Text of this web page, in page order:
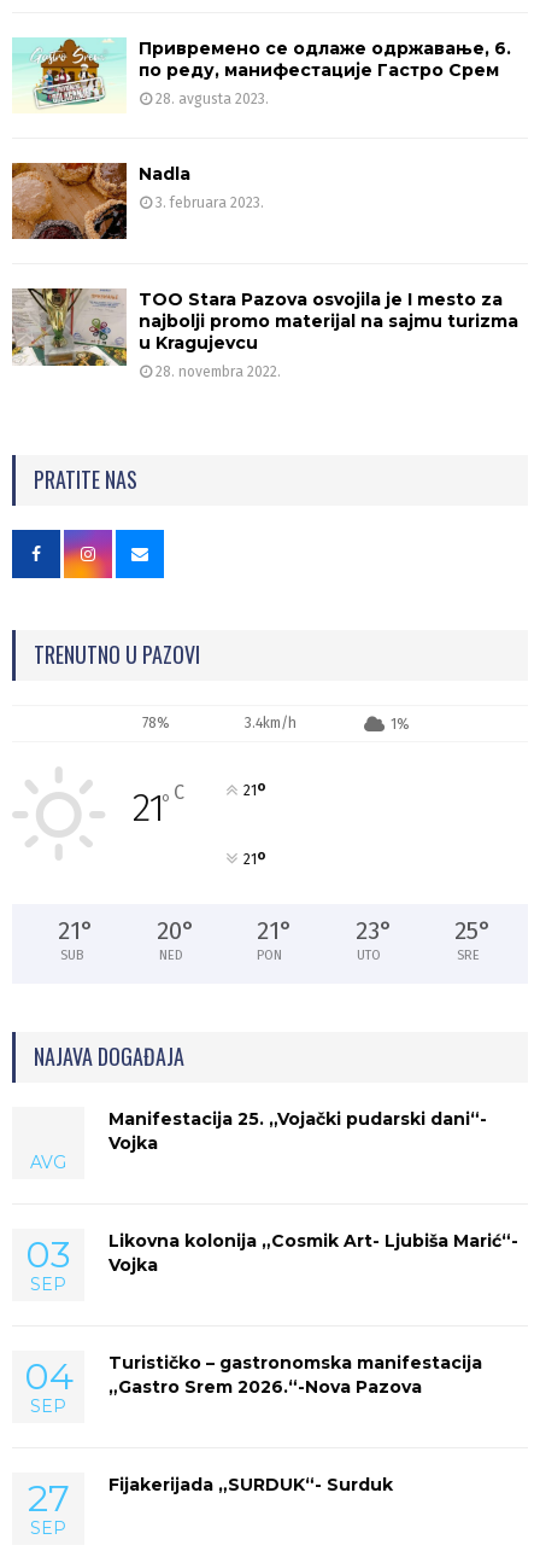
Привремено се одлаже одржавање, 6.
по реду, манифестације Гастро Срем
28. avgusta 2023.
Nadla
3. februara 2023.
TOO Stara Pazova osvojila je I mesto za
najbolji promo materijal na sajmu turizma
u Kragujevcu
28. novembra 2022.
PRATITE NAS
TRENUTNO U PAZOVI
78% 3.4km/h 1%
21° C 21 °
21 °
21°
SUB
20°
NED
21°
PON
23°
UTO
25°
SRE
NAJAVA DOGAĐAJA
AVG
Manifestacija 25. „Vojački pudarski dani“-
Vojka
03
SEP
Likovna kolonija „Cosmik Art- Ljubiša Marić“-
Vojka
04
SEP
Turističko – gastronomska manifestacija
„Gastro Srem 2026.“-Nova Pazova
27
SEP
Fijakerijada „SURDUK“- Surduk